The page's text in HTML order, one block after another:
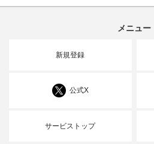
メニュー
新規登録
公式X
サービストップ